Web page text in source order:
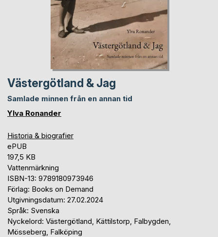
Västergötland & Jag
Samlade minnen från en annan tid
Ylva Ronander
Historia & biografier
ePUB
197,5 KB
Vattenmärkning
ISBN-13: 9789180973946
Förlag: Books on Demand
Utgivningsdatum: 27.02.2024
Språk: Svenska
Nyckelord: Västergötland, Kättilstorp, Falbygden,
Mösseberg, Falköping